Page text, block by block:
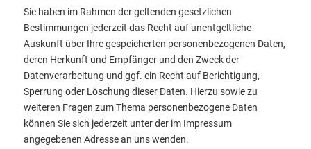
Sie haben im Rahmen der geltenden gesetzlichen
Bestimmungen jederzeit das Recht auf unentgeltliche
Auskunft über Ihre gespeicherten personenbezogenen Daten,
deren Herkunft und Empfänger und den Zweck der
Datenverarbeitung und ggf. ein Recht auf Berichtigung,
Sperrung oder Löschung dieser Daten. Hierzu sowie zu
weiteren Fragen zum Thema personenbezogene Daten
können Sie sich jederzeit unter der im Impressum
angegebenen Adresse an uns wenden.